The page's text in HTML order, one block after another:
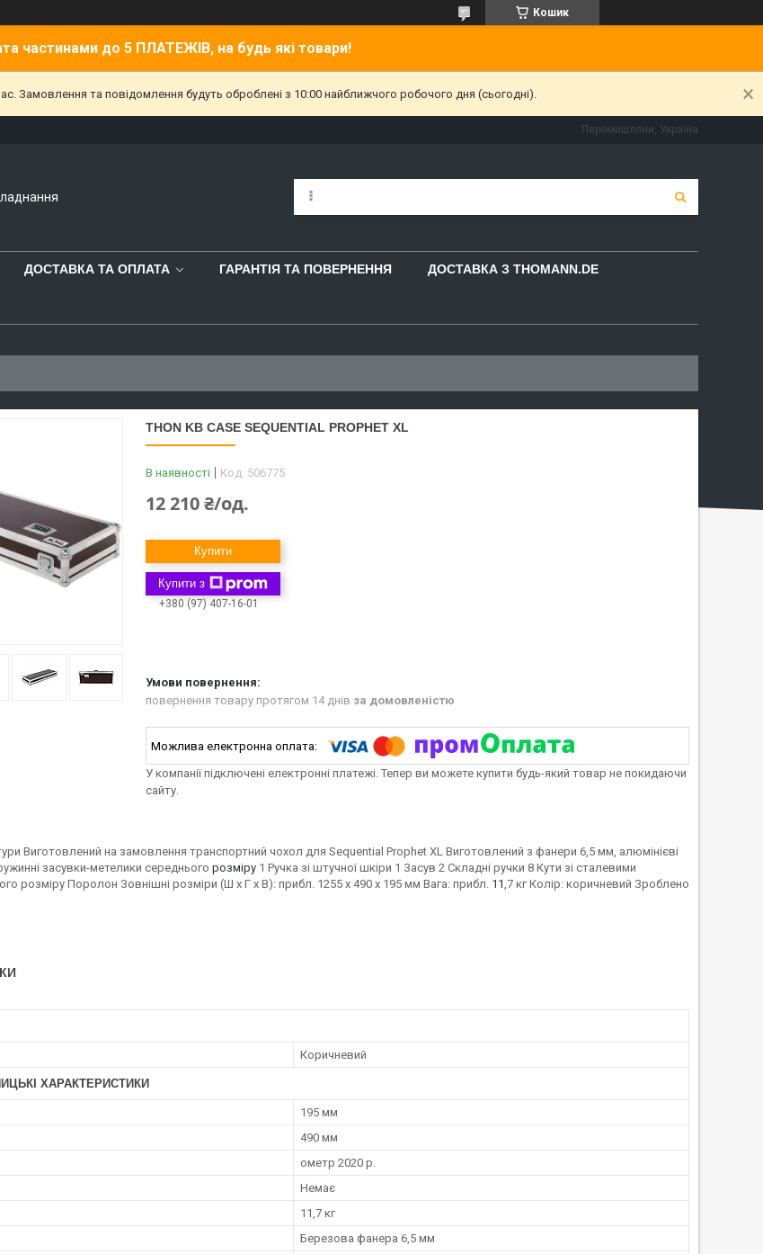
Кошик
частинами до 5 ПЛАТЕЖІВ, на будь які товари!
Замовлення та повідомлення будуть оброблені з 10:00 найближчого робочого дня (сьогодні).
Перемишляни, Україна
ДОСТАВКА ТА ОПЛАТА ГАРАНТІЯ ТА ПОВЕРНЕННЯ ДОСТАВКА З THOMANN.DE
THON KB CASE SEQUENTIAL PROPHET XL
В наявності Код: 506775
12 210 ₴/од.
Купити
Купити з
+380 (97) 407-16-01
повернення товару протягом 14 днів за домовленістю
У компанії підключені електронні платежі. Тепер ви можете купити будь-який товар не покидаючи
сайту.
Виготовлений на замовлення транспортний чохол для Sequential Prophet XL Виготовлений з фанери 6,5 мм, алюмінієві
засувки-метелики середнього розміру 1 Ручка зі штучної шкіри 1 Засув 2 Складні ручки 8 Кути зі сталевими
розміру Поролон Зовнішні розміри (Ш x Г x В): прибл. 1255 x 490 x 195 мм Вага: прибл. 11,7 кг Колір: коричневий Зроблено
Коричневий
ХАРАКТЕРИСТИКИ
195 мм
490 мм
ометр 2020 р.
Немає
11,7 кг
Березова фанера 6,5 мм